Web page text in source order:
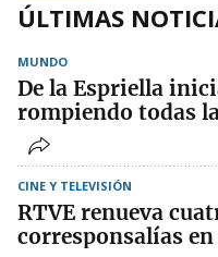
ÚLTIMAS
MUNDO
De la Espriella
rompiendo todas
CINE Y TELEVISIÓN
RTVE renueva
corresponsalías